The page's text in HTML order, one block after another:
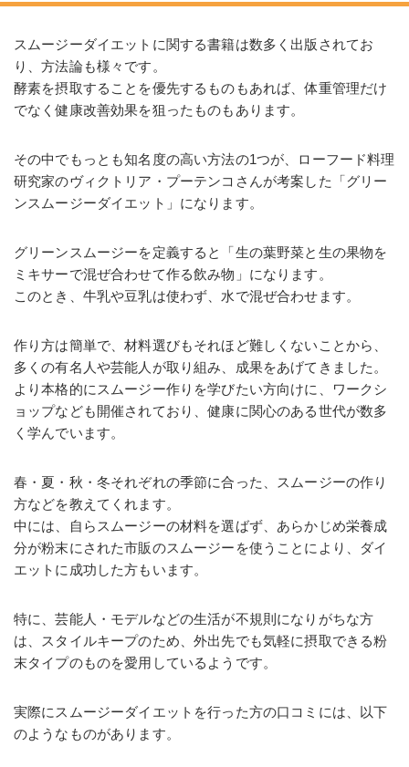
スムージーダイエットに関する書籍は数多く出版されてお
り、方法論も様々です。
酵素を摂取することを優先するものもあれば、体重管理だけ
でなく健康改善効果を狙ったものもあります。
その中でもっとも知名度の高い方法の1つが、ローフード料理
研究家のヴィクトリア・プーテンコさんが考案した「グリー
ンスムージーダイエット」になります。
グリーンスムージーを定義すると「生の葉野菜と生の果物を
ミキサーで混ぜ合わせて作る飲み物」になります。
このとき、牛乳や豆乳は使わず、水で混ぜ合わせます。
作り方は簡単で、材料選びもそれほど難しくないことから、
多くの有名人や芸能人が取り組み、成果をあげてきました。
より本格的にスムージー作りを学びたい方向けに、ワークシ
ョップなども開催されており、健康に関心のある世代が数多
く学んでいます。
春・夏・秋・冬それぞれの季節に合った、スムージーの作り
方などを教えてくれます。
中には、自らスムージーの材料を選ばず、あらかじめ栄養成
分が粉末にされた市販のスムージーを使うことにより、ダイ
エットに成功した方もいます。
特に、芸能人・モデルなどの生活が不規則になりがちな方
は、スタイルキープのため、外出先でも気軽に摂取できる粉
末タイプのものを愛用しているようです。
実際にスムージーダイエットを行った方の口コミには、以下
のようなものがあります。